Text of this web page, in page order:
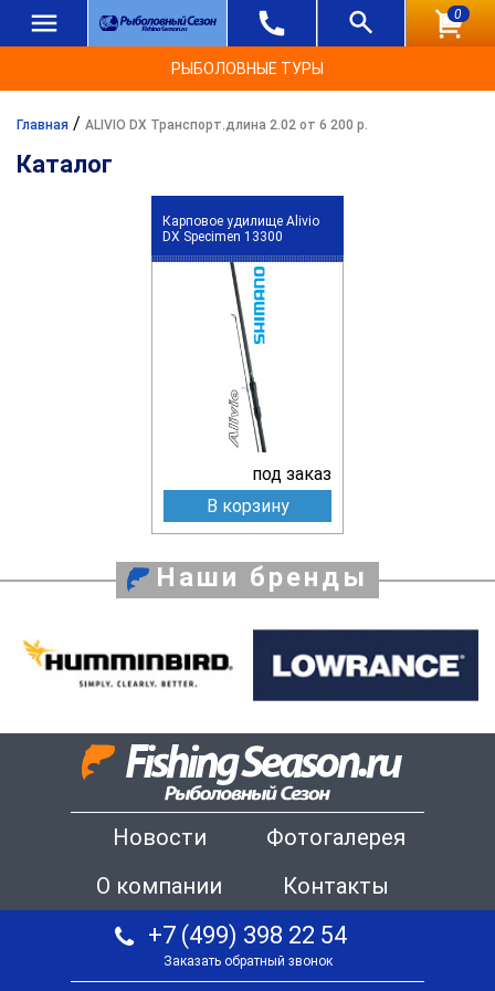
0
РЫБОЛОВНЫЕ ТУРЫ
Главная / ALIVIO DX Транспорт.длина 2.02 от 6 200 р.
Каталог
Карповое удилище Alivio
DX Specimen 13300
под заказ
В корзину
Наши бренды
Новости
Фотогалерея
О компании
Контакты
+7 (499) 398 22 54
Заказать обратный звонок